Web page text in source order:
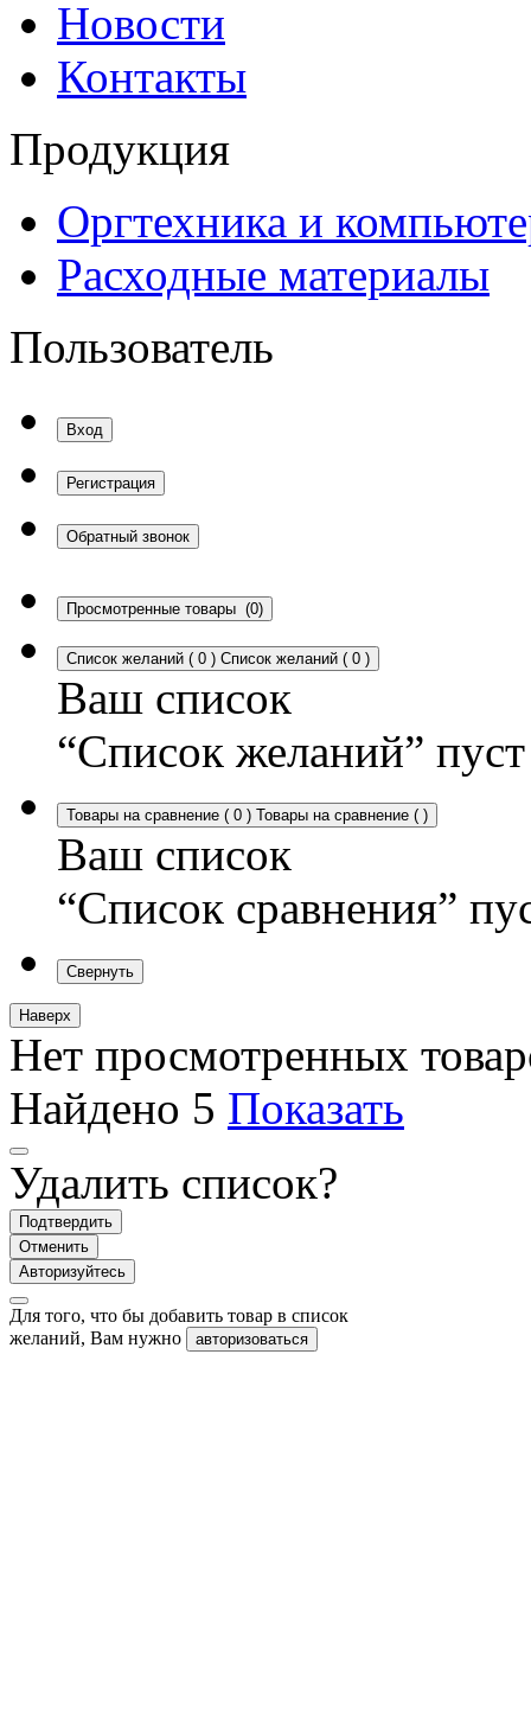
Новости
Контакты
Продукция
Оргтехника и
Расходные материалы
Пользователь
Вход
Регистрация
Обратный звонок
Просмотренные товары (0)
Список желаний ( 0 ) Список желаний ( 0 )
Ваш список
“Список желаний” пуст
Товары на сравнение ( 0 ) Товары на сравнение ( )
Ваш список
“Список сравнения”
Свернуть
Наверх
Нет просмотренных
Найдено 5 Показать
Удалить список?
Подтвердить
Отменить
Авторизуйтесь
Для того, что бы добавить товар в список
желаний, Вам нужно
авторизоваться